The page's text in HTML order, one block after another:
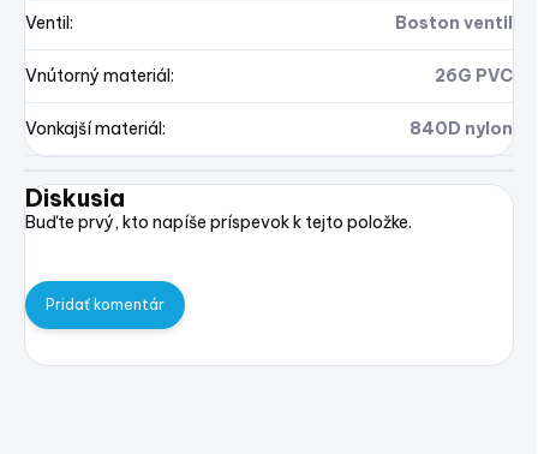
Ventil : Boston ventil
Vnútorný materiál : 26G PVC
Vonkajší materiál : 840D nylon
Diskusia
Buďte prvý, kto napíše príspevok k tejto položke.
Pridať komentár